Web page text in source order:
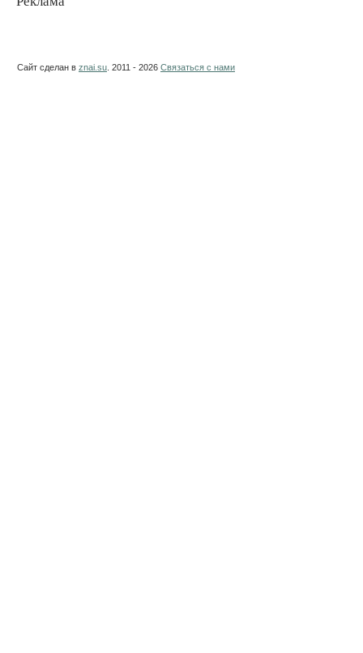
Сайт сделан в znai.su . 2011 - 2026 Связаться с нами